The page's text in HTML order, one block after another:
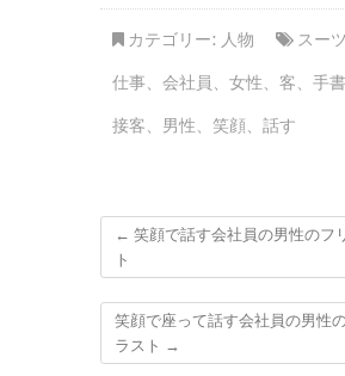
カテゴリー: 人物 スーツ
仕事、 会社員 、 女性、 客、 手
接客、 男性、 笑顔、 話す
← 笑顔で話す会社員の男性のフ
ト
笑顔で座って話す会社員の男性
ラスト →